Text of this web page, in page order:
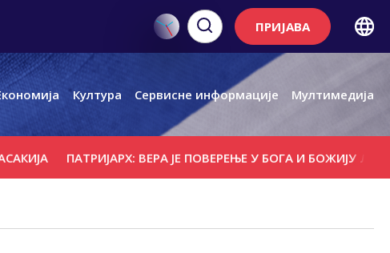
ПРИЈАВА
Култура Сервисне информације Мултимедија
ПАТРИЈАРХ: ВЕРА ЈЕ ПОВЕРЕЊЕ У БОГА И БОЖИЈУ ЉУБАВ